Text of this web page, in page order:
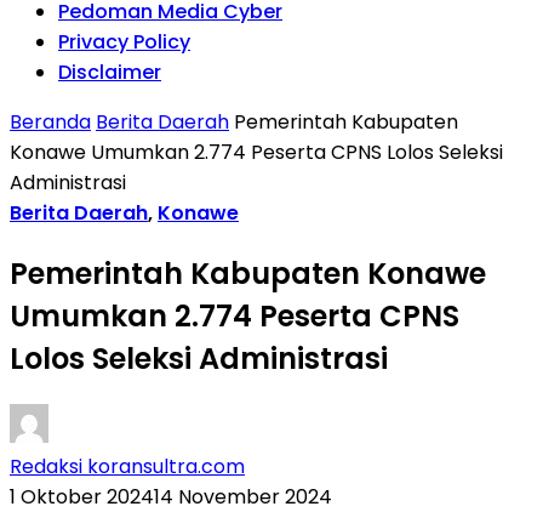
Pedoman Media Cyber
Privacy Policy
Disclaimer
Beranda Berita Daerah Pemerintah Kabupaten
Konawe Umumkan 2.774 Peserta CPNS Lolos Seleksi
Administrasi
Berita Daerah, Konawe
Pemerintah Kabupaten Konawe
Umumkan 2.774 Peserta CPNS
Lolos Seleksi Administrasi
Redaksi koransultra.com
1 Oktober 202414 November 2024